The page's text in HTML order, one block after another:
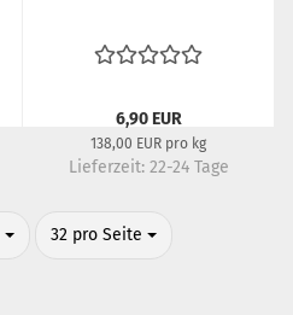
6,90 EUR
138,00 EUR pro kg
Lieferzeit: 22-24 Tage
32 pro Seite
pro Seite